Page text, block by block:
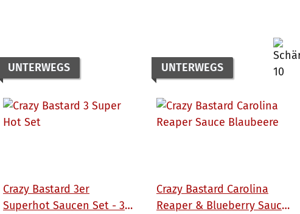
UNTERWEGS
Crazy Bastard 3er
Superhot Saucen Set - 300
UNTERWEGS
Crazy Bastard Carolina
Reaper & Blueberry Sauce